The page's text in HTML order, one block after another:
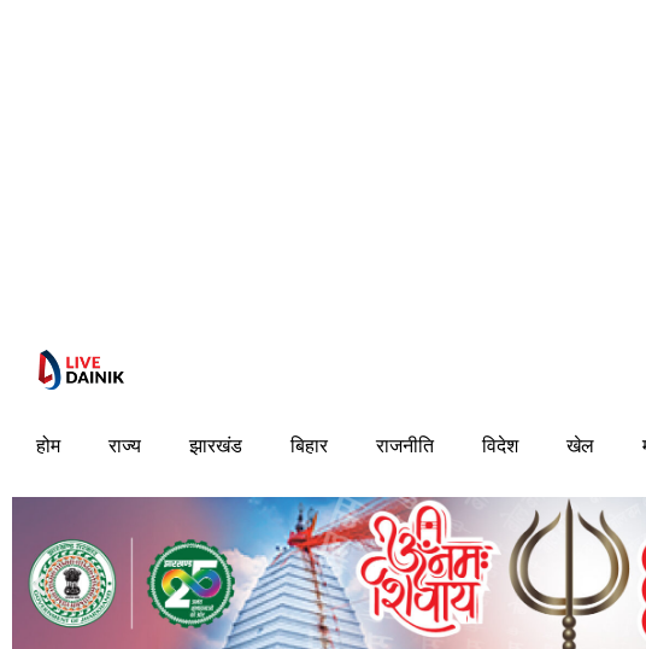
होम राज्य झारखंड बिहार राजनीति विदेश खेल